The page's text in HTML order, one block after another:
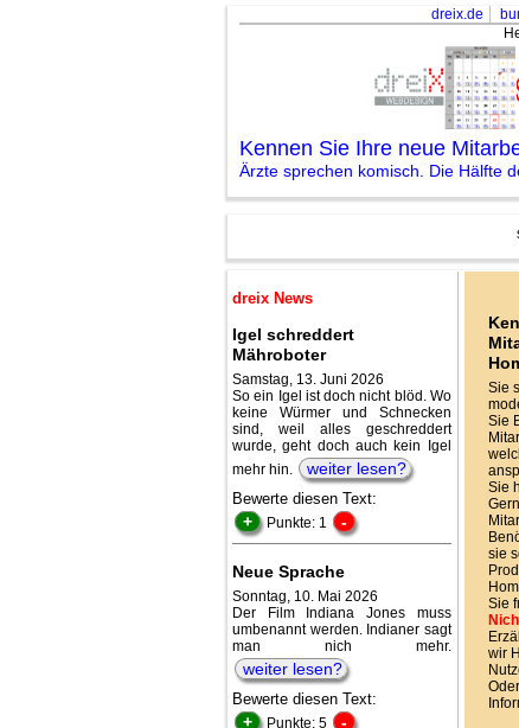
dreix.de
Kennen Sie Ihre neue
Ärzte sprechen komisch. Die Hälfte
dreix News
Igel schreddert
Mähroboter
Samstag, 13. Juni 2026
So ein Igel ist doch nicht blöd. Wo
keine Würmer und Schnecken
sind, weil alles geschreddert
wurde, geht doch auch kein Igel
mehr hin.
weiter lesen?
Bewerte diesen Text:
+ Punkte: 1 -
Neue Sprache
Sonntag, 10. Mai 2026
Der Film Indiana Jones muss
umbenannt werden. Indianer sagt
man nich mehr.
weiter lesen?
Bewerte diesen Text:
+ Punkte: 5 -
Sie
Sie
Sie
sie
Sie
wir